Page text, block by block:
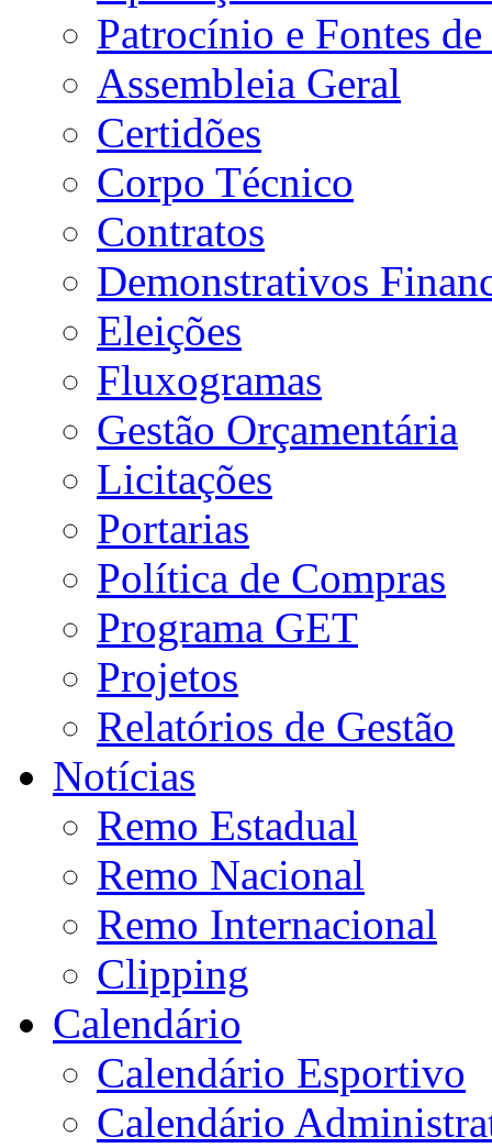
Patrocínio e Fontes de
Assembleia Geral
Certidões
Corpo Técnico
Contratos
Demonstrativos
Eleições
Fluxogramas
Gestão Orçamentária
Licitações
Portarias
Política de Compras
Programa GET
Projetos
Relatórios de Gestão
Notícias
Remo Estadual
Remo Nacional
Remo Internacional
Clipping
Calendário
Calendário Esportivo
Calendário